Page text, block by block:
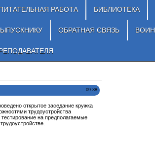
РАБОТА БИБЛИОТЕКА
ОБРАТНАЯ СВЯЗЬ
09:38
открытое заседание кружка
трудоустройства
на предполагаемые